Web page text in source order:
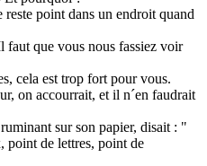
point dans un endroit quand
que vous nous fassiez voir
cela est trop fort pour vous.
on accourrait, et il n´en faudrait
sur son papier, disait : "
point de lettres, point de